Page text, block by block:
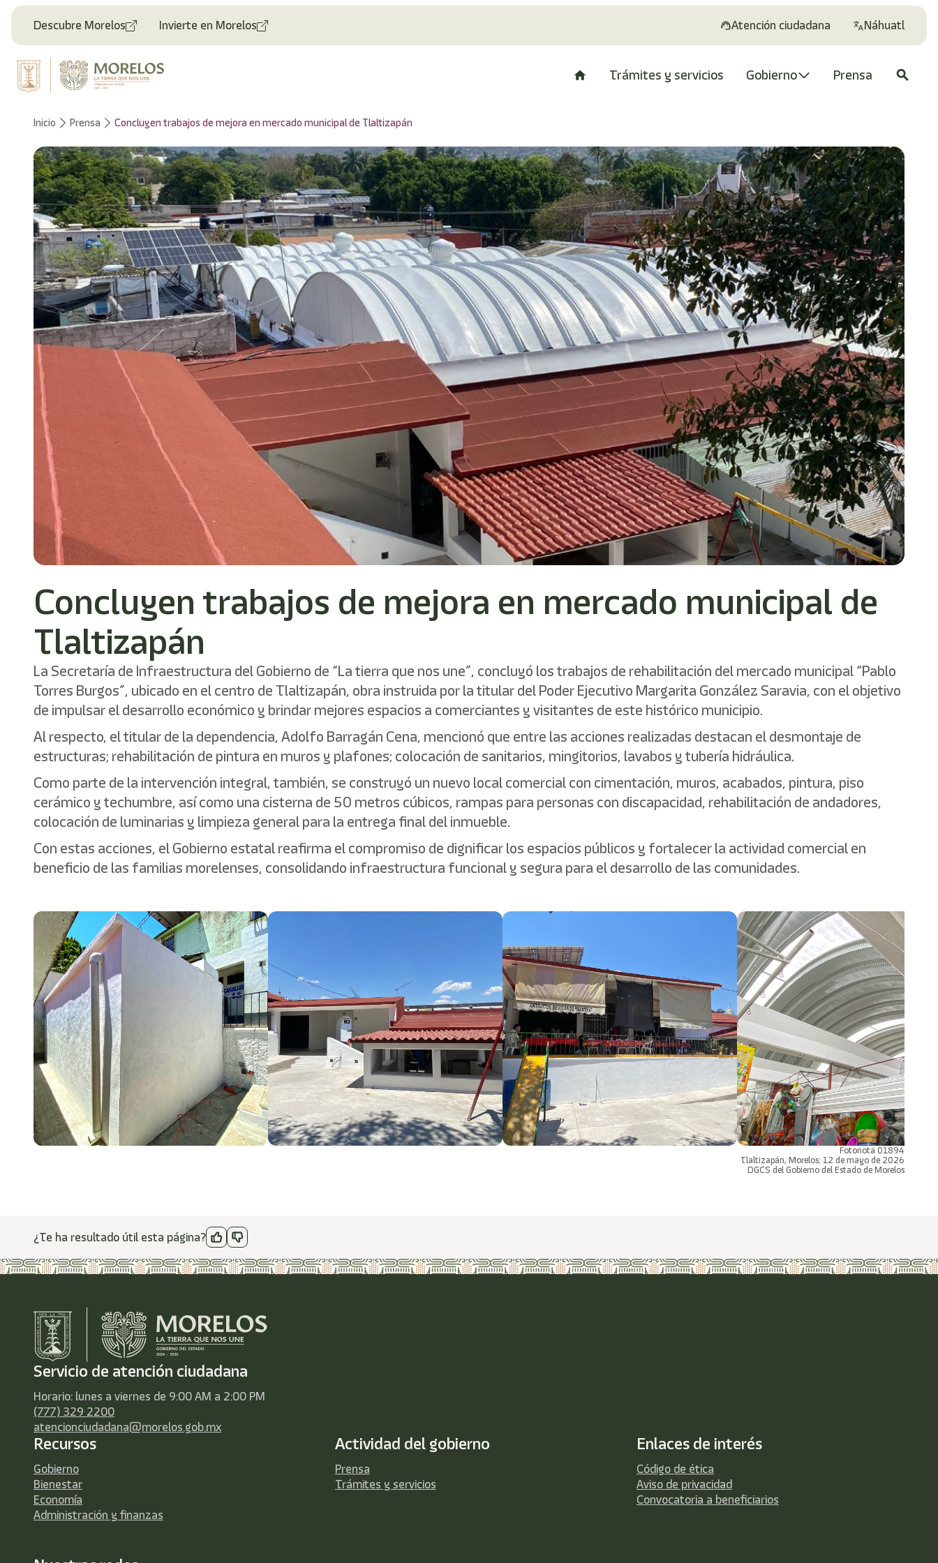
Descubre Morelos Invierte en Morelos Atención ciudadana Náhuatl
Trámites y servicios Gobierno Prensa search
Inicio Prensa Concluyen trabajos de mejora en mercado municipal de Tlaltizapán
Concluyen trabajos de mejora en mercado municipal de
Tlaltizapán
La Secretaría de Infraestructura del Gobierno de “La tierra que nos une”, concluyó los trabajos de rehabilitación del mercado municipal “Pablo
Torres Burgos”, ubicado en el centro de Tlaltizapán, obra instruida por la titular del Poder Ejecutivo Margarita González Saravia, con el objetivo
de impulsar el desarrollo económico y brindar mejores espacios a comerciantes y visitantes de este histórico municipio.
Al respecto, el titular de la dependencia, Adolfo Barragán Cena, mencionó que entre las acciones realizadas destacan el desmontaje de
estructuras; rehabilitación de pintura en muros y plafones; colocación de sanitarios, mingitorios, lavabos y tubería hidráulica.
Como parte de la intervención integral, también, se construyó un nuevo local comercial con cimentación, muros, acabados, pintura, piso
cerámico y techumbre, así como una cisterna de 50 metros cúbicos, rampas para personas con discapacidad, rehabilitación de andadores,
colocación de luminarias y limpieza general para la entrega final del inmueble.
Con estas acciones, el Gobierno estatal reafirma el compromiso de dignificar los espacios públicos y fortalecer la actividad comercial en
beneficio de las familias morelenses, consolidando infraestructura funcional y segura para el desarrollo de las comunidades.
Fotonota 01894
Tlaltizapán, Morelos; 12 de mayo de 2026
DGCS del Gobierno del Estado de Morelos
¿Te ha resultado útil esta página?
Servicio de atención ciudadana
Horario: lunes a viernes de 9:00 AM a 2:00 PM
(777) 329 2200
atencionciudadana@morelos.gob.mx
Recursos
Gobierno
Bienestar
Economía
Administración y finanzas
Actividad del gobierno
Prensa
Trámites y servicios
Enlaces de interés
Código de ética
Aviso de privacidad
Convocatoria a beneficiarios